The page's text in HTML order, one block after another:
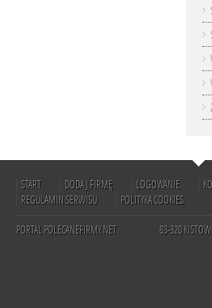
START DODAJ FIRMĘ LOGOWANIE
REGULAMIN SERWISU
POLITYKA COOKIES
PORTAL POLECANEFIRMY.NET 83-320